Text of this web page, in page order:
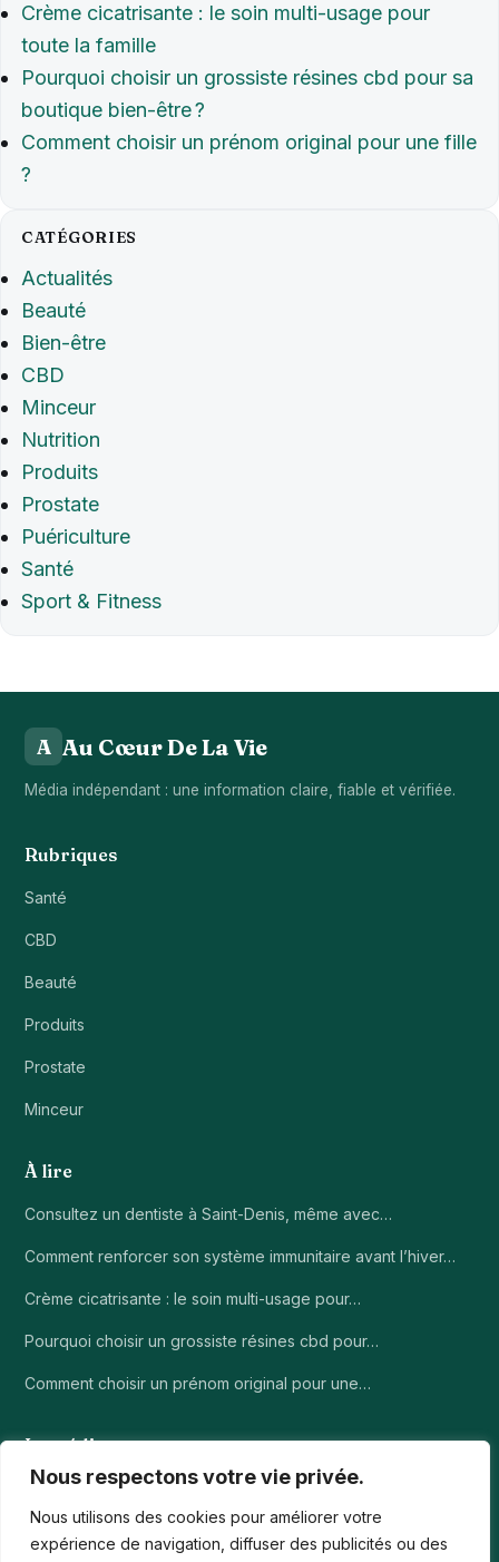
Nous respectons votre vie privée.
Nous utilisons des cookies pour améliorer votre
expérience de navigation, diffuser des publicités ou des
Crème cicatrisante : le soin multi-usage pour
toute la famille
Pourquoi choisir un grossiste résines cbd pour sa
boutique bien-être ?
Comment choisir un prénom original pour une fille
?
CATÉGORIES
Actualités
Beauté
Bien-être
CBD
Minceur
Nutrition
Produits
Prostate
Puériculture
Santé
Sport & Fitness
A Au Cœur De La Vie
Média indépendant : une information claire, fiable et vérifiée.
Rubriques
Santé
CBD
Beauté
Produits
Prostate
Minceur
À lire
Consultez un dentiste à Saint-Denis, même avec…
Comment renforcer son système immunitaire avant l’hiver…
Crème cicatrisante : le soin multi-usage pour…
Pourquoi choisir un grossiste résines cbd pour…
Comment choisir un prénom original pour une…
Le média
À propos